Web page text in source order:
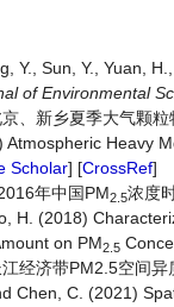
Y., Sun, Y., Yuan,
of Environmental
、新乡夏季大气颗
Heavy
Scholar] [CrossRef]
年中国PM2.5浓度
H. (2018)
on PM2.5
经济带PM2.5空间
Chen, C. (2021)